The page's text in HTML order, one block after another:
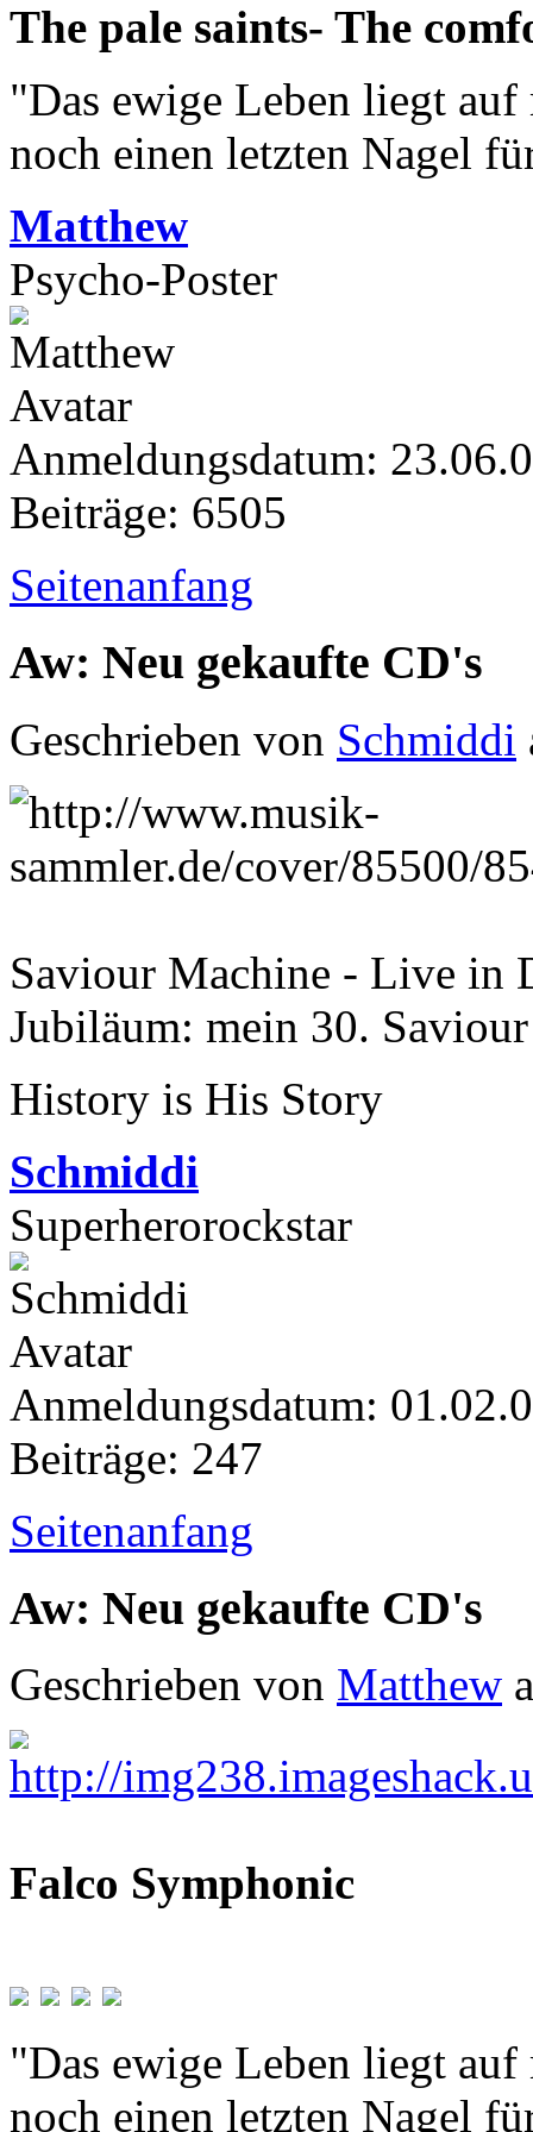
The pale saints- The
"Das ewige Leben liegt
noch einen letzten Nagel
Matthew
Psycho-Poster
Anmeldungsdatum:
Beiträge: 6505
Seitenanfang
Aw: Neu gekaufte CD's
Geschrieben von Schmiddi
Saviour Machine - Live in
Jubiläum: mein 30.
History is His Story
Schmiddi
Superherorockstar
Anmeldungsdatum:
Beiträge: 247
Seitenanfang
Aw: Neu gekaufte CD's
Geschrieben von Matthew
Falco Symphonic
"Das ewige Leben liegt
noch einen letzten Nagel